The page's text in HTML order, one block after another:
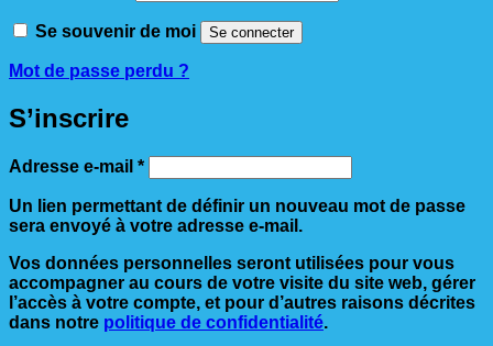
Se souvenir de moi Se connecter
Mot de passe perdu ?
S’inscrire
Adresse e-mail *Obligatoire
Un lien permettant de définir un nouveau mot de passe
sera envoyé à votre adresse e-mail.
Vos données personnelles seront utilisées pour vous
accompagner au cours de votre visite du site web, gérer
l’accès à votre compte, et pour d’autres raisons décrites
dans notre politique de confidentialité.